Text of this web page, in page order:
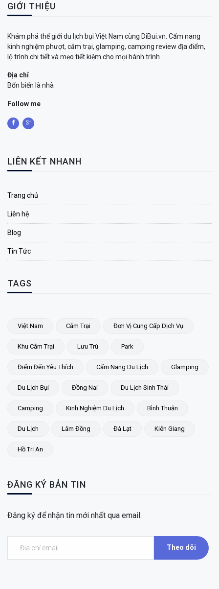
GIỚI THIỆU
Khám phá thế giới du lịch bụi Việt Nam cùng DiBui.vn. Cẩm nang
kinh nghiệm phượt, cắm trại, glamping, camping review địa điểm,
lộ trình chi tiết và mẹo tiết kiệm cho mọi hành trình.
Địa chỉ
Bốn biển là nhà
Follow me
LIÊN KẾT NHANH
Trang chủ
Liên hệ
Blog
Tin Tức
TAGS
Việt Nam Cắm Trại Đơn Vị Cung Cấp Dịch Vụ
Khu Cắm Trại Lưu Trú Park
Điểm Đến Yêu Thích Cẩm Nang Du Lịch Glamping
Du Lịch Bụi Đồng Nai Du Lịch Sinh Thái
Camping Kinh Nghiệm Du Lịch Bình Thuận
Du Lịch Lâm Đồng Đà Lạt Kiên Giang
Hồ Trị An
ĐĂNG KÝ BẢN TIN
Đăng ký để nhận tin mới nhất qua email.
Theo dõi